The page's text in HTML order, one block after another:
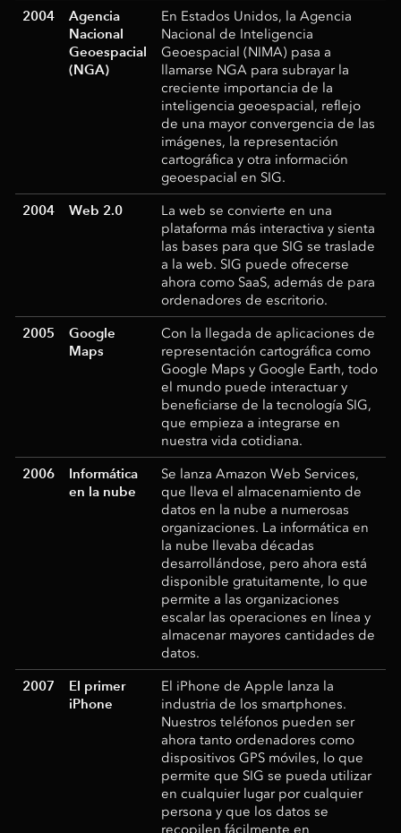
2004
Agencia
Nacional
Geoespacial
(NGA)
En Estados Unidos, la Agencia
Nacional de Inteligencia
Geoespacial (NIMA) pasa a
llamarse NGA para subrayar la
creciente importancia de la
inteligencia geoespacial, reflejo
de una mayor convergencia de las
imágenes, la representación
cartográfica y otra información
geoespacial en SIG.
2004 Web 2.0
La web se convierte en una
plataforma más interactiva y sienta
las bases para que SIG se traslade
a la web. SIG puede ofrecerse
ahora como SaaS, además de para
ordenadores de escritorio.
2005
Google
Maps
Con la llegada de aplicaciones de
representación cartográfica como
Google Maps y Google Earth, todo
el mundo puede interactuar y
beneficiarse de la tecnología SIG,
que empieza a integrarse en
nuestra vida cotidiana.
2006
Informática
en la nube
Se lanza Amazon Web Services,
que lleva el almacenamiento de
datos en la nube a numerosas
organizaciones. La informática en
la nube llevaba décadas
desarrollándose, pero ahora está
disponible gratuitamente, lo que
permite a las organizaciones
escalar las operaciones en línea y
almacenar mayores cantidades de
datos.
2007
El primer
iPhone
El iPhone de Apple lanza la
industria de los smartphones.
Nuestros teléfonos pueden ser
ahora tanto ordenadores como
dispositivos GPS móviles, lo que
permite que SIG se pueda utilizar
en cualquier lugar por cualquier
persona y que los datos se
recopilen fácilmente en